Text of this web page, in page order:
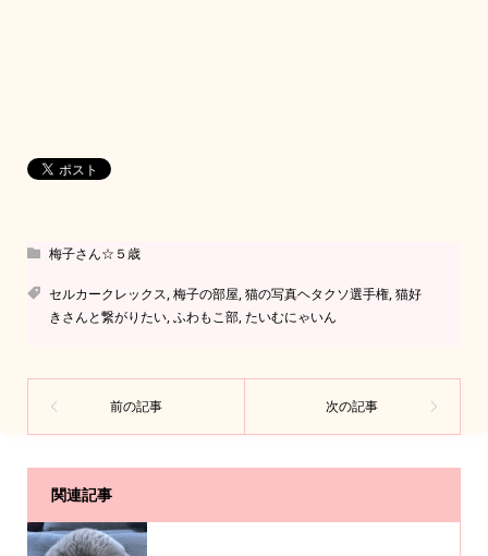
梅子さん☆５歳
セルカークレックス,梅子の部屋,猫の写真ヘタクソ選手権,猫好
きさんと繋がりたい,ふわもこ部,たいむにゃいん
関連記事